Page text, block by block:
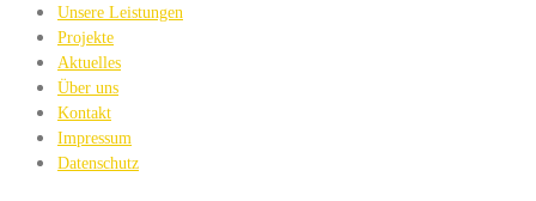
Unsere Leistungen
Projekte
Aktuelles
Über uns
Kontakt
Impressum
Datenschutz